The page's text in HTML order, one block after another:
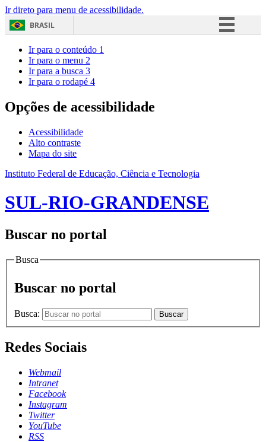
Ir direto para menu de acessibilidade.
BRASIL
Acesso à informação
Ir para o conteúdo 1
Ir para o menu 2
Ir para a busca 3
Ir para o rodapé 4
Opções de acessibilidade
Acessibilidade
Alto contraste
Mapa do site
Instituto Federal de Educação, Ciência e Tecnologia
SUL-RIO-GRANDENSE
Buscar no portal
Busca
Buscar no portal
Busca: Buscar
Redes Sociais
Webmail
Intranet
Facebook
Instagram
Twitter
YouTube
RSS